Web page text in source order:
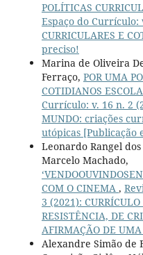
POLÍTICAS
Espaço do Currículo:
CURRICULARES E
preciso!
Marina de Oliveira
Ferraço, POR UMA
COTIDIANOS
Currículo: v. 16 n. 2
MUNDO: criações
utópicas [Publicação
Leonardo Rangel
Marcelo Machado,
COM O CINEMA ,
3 (2021):
RESISTÊNCIA, DE
AFIRMAÇÃO DE
Alexandre Simão de